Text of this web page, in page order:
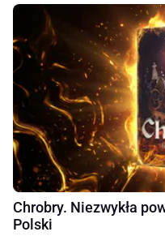
Chrobry. Niezwykła
Polski